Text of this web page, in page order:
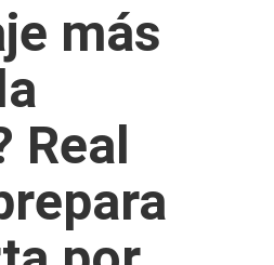
más
Real